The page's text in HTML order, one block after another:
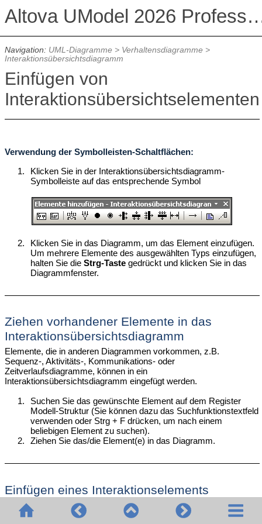
Altova UModel 2026
Navigation: UML-Diagramme> Verhaltensdiagramme>
Interaktionsübersichtsdiagramm
Einfügen von
Interaktionsübersichtselementen
Verwendung der Symbolleisten-Schaltflächen:
1.
Klicken Sie in der Interaktionsübersichtsdiagramm-
Symbolleiste auf das entsprechende Symbol
2.
Klicken Sie in das Diagramm, um das Element einzufügen.
Um mehrere Elemente des ausgewählten Typs einzufügen,
halten Sie dieStrg-Taste gedrückt und klicken Sie in das
Diagrammfenster.
Ziehen vorhandener Elemente in das
Interaktionsübersichtsdiagramm
Elemente, die in anderen Diagrammen vorkommen, z.B.
Sequenz-, Aktivitäts-, Kommunikations- oder
Zeitverlaufsdiagramme, können in ein
Interaktionsübersichtsdiagramm eingefügt werden.
1.
Suchen Sie das gewünschte Element auf dem Register
Modell-Struktur (Sie können dazu das Suchfunktionstextfeld
verwenden oder Strg + F drücken, um nach einem
beliebigen Element zu suchen).
2.
Ziehen Sie das/die Element(e) in das Diagramm.
Einfügen eines Interaktionselements
1. Klicken Sie in der Symbolleiste auf das Symbol
"Aufrufverhalten-Aktion (Interaktion)"